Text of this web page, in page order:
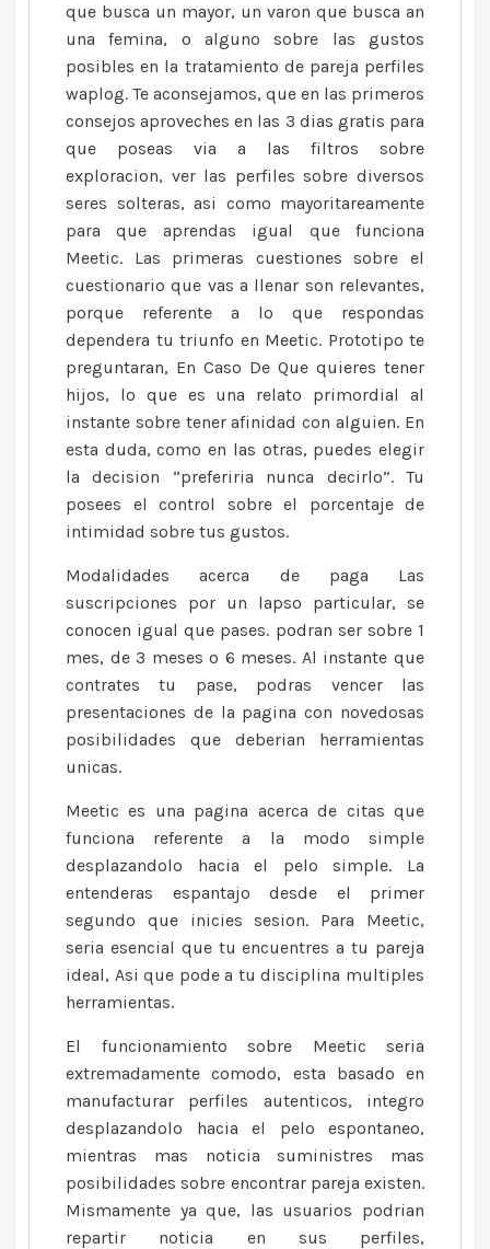
que busca un mayor, un varon que busca an
una femina, o alguno sobre las gustos
posibles en la tratamiento de pareja perfiles
waplog. Te aconsejamos, que en las primeros
consejos aproveches en las 3 dias gratis para
que poseas via a las filtros sobre
exploracion, ver las perfiles sobre diversos
seres solteras, asi como mayoritareamente
para que aprendas igual que funciona
Meetic. Las primeras cuestiones sobre el
cuestionario que vas a llenar son relevantes,
porque referente a lo que respondas
dependera tu triunfo en Meetic. Prototipo te
preguntaran, En Caso De Que quieres tener
hijos, lo que es una relato primordial al
instante sobre tener afinidad con alguien. En
esta duda, como en las otras, puedes elegir
la decision “preferiria nunca decirlo”. Tu
posees el control sobre el porcentaje de
intimidad sobre tus gustos.
Modalidades acerca de paga Las
suscripciones por un lapso particular, se
conocen igual que pases. podran ser sobre 1
mes, de 3 meses o 6 meses. Al instante que
contrates tu pase, podras vencer las
presentaciones de la pagina con novedosas
posibilidades que deberi­an herramientas
unicas.
Meetic es una pagina acerca de citas que
funciona referente a la modo simple
desplazandolo hacia el pelo simple. La
entenderas espantajo desde el primer
segundo que inicies sesion. Para Meetic,
seria esencial que tu encuentres a tu pareja
ideal, Asi que pode a tu disciplina multiples
herramientas.
El funcionamiento sobre Meetic seri­a
extremadamente comodo, esta basado en
manufacturar perfiles autenticos, integro
desplazandolo hacia el pelo espontaneo,
mientras mas noticia suministres mas
posibilidades sobre encontrar pareja existen.
Mismamente ya que, las usuarios podrian
repartir noticia en sus perfiles,